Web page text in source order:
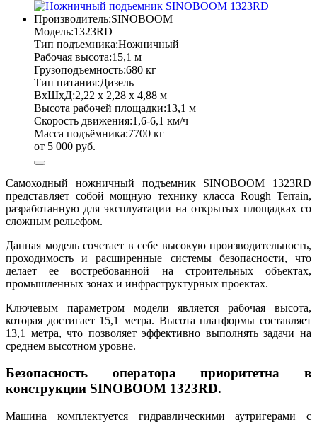
Производитель:SINOBOOM
Модель:1323RD
Тип подъемника:Ножничный
Рабочая высота:15,1 м
Грузоподъемность:680 кг
Тип питания:Дизель
ВхШхД:2,22 х 2,28 х 4,88 м
Высота рабочей площадки:13,1 м
Скорость движения:1,6-6,1 км/ч
Масса подъёмника:7700 кг
от 5 000 руб.
Самоходный ножничный подъемник SINOBOOM 1323RD
представляет собой мощную технику класса Rough Terrain,
разработанную для эксплуатации на открытых площадках со
сложным рельефом.
Данная модель сочетает в себе высокую производительность,
проходимость и расширенные системы безопасности, что
делает ее востребованной на строительных объектах,
промышленных зонах и инфраструктурных проектах.
Ключевым параметром модели является рабочая высота,
которая достигает 15,1 метра. Высота платформы составляет
13,1 метра, что позволяет эффективно выполнять задачи на
среднем высотном уровне.
Безопасность оператора приоритетна в
конструкции SINOBOOM 1323RD.
Машина комплектуется гидравлическими аутригерами с